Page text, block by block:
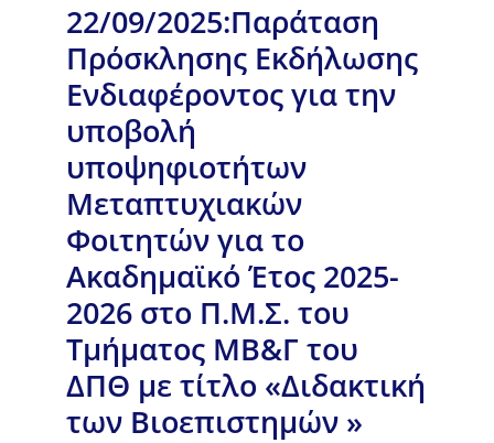
22/09/2025:Παράταση
Πρόσκλησης Εκδήλωσης
Ενδιαφέροντος για την
υποβολή
υποψηφιοτήτων
Μεταπτυχιακών
Φοιτητών για το
Ακαδημαϊκό Έτος 2025-
2026 στο Π.Μ.Σ. του
Τμήματος ΜΒ&Γ του
ΔΠΘ με τίτλο «Διδακτική
των Βιοεπιστημών »